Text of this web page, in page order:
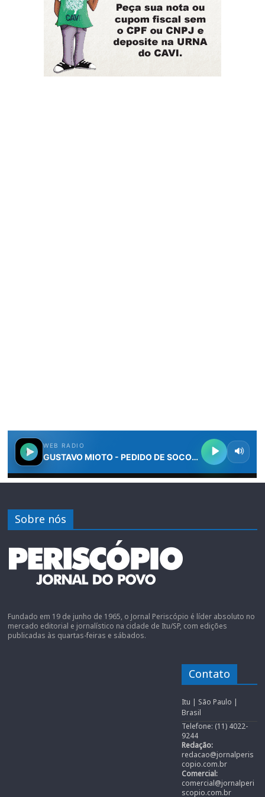
Sobre nós
Fundado em 19 de junho de 1965, o Jornal Periscópio é líder absoluto no
mercado editorial e jornalístico na cidade de Itu/SP, com edições
publicadas às quartas-feiras e sábados.
Contato
Itu | São Paulo |
Brasil
Telefone: (11) 4022-
9244
Redação:
redacao@jornalperis
copio.com.br
Comercial:
comercial@jornalperi
scopio.com.br